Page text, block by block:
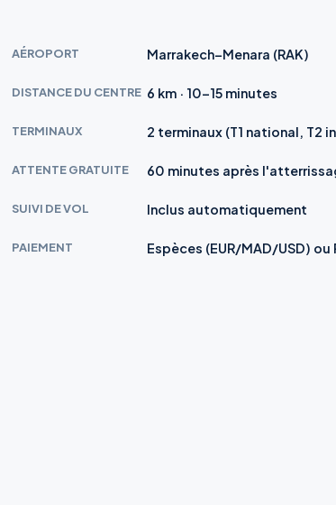
AÉROPORT Marrakech–Menara (RAK)
DISTANCE DU CENTRE 6 km · 10–15 minutes
TERMINAUX 2 terminaux (T1 national, T2
ATTENTE GRATUITE 60 minutes après
SUIVI DE VOL Inclus automatiquement
PAIEMENT Espèces (EUR/MAD/USD) ou